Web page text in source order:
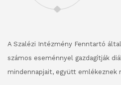
A Szalézi Intézmény Fenntartó
számos eseménnyel gazdagítják
mindennapjait, együtt emlékeznek